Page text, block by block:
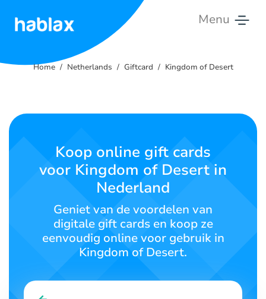
Menu
Tarieven
Neem
contact
Nederlands
SIGN UP
Home Netherlands Giftcard Kingdom of Desert
Koop online gift cards
voor Kingdom of Desert in
Nederland
Geniet van de voordelen van
digitale gift cards en koop ze
eenvoudig online voor gebruik in
Kingdom of Desert.